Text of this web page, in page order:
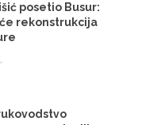
posetio Busur:
rekonstrukcija